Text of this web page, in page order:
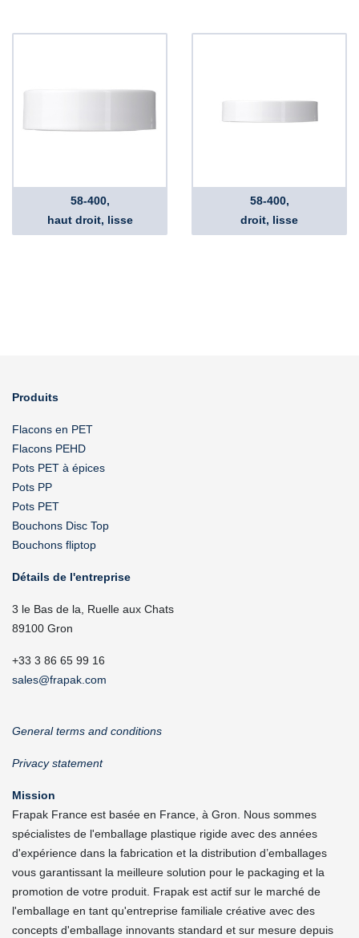
58-400,
haut droit, lisse
58-400,
droit, lisse
Produits
Flacons en PET
Flacons PEHD
Pots PET à épices
Pots PP
Pots PET
Bouchons Disc Top
Bouchons fliptop
Détails de l'entreprise
3 le Bas de la, Ruelle aux Chats
89100 Gron
+33 3 86 65 99 16
sales@frapak.com
General terms and conditions
Privacy statement
Mission
Frapak France est basée en France, à Gron. Nous sommes
spécialistes de l'emballage plastique rigide avec des années
d'expérience dans la fabrication et la distribution d’emballages
vous garantissant la meilleure solution pour le packaging et la
promotion de votre produit. Frapak est actif sur le marché de
l'emballage en tant qu'entreprise familiale créative avec des
concepts d'emballage innovants standard et sur mesure depuis